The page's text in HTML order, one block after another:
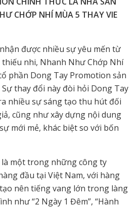
CHỚP NHÍ MÙA 5 THAY VIE
được nhiều sự yêu mến từ
thiếu nhi, Nhanh Như Chớp Nhí
phần Dong Tay Promotion sản
thay đổi này đòi hỏi Dong Tay
nhiều sự sáng tạo thu hút đối
cũng như xây dựng nội dung
mới mẻ, khác biệt so với bốn
một trong những công ty
đầu tại Việt Nam, với hàng
nên tiếng vang lớn trong làng
như “2 Ngày 1 Đêm”, “Hành